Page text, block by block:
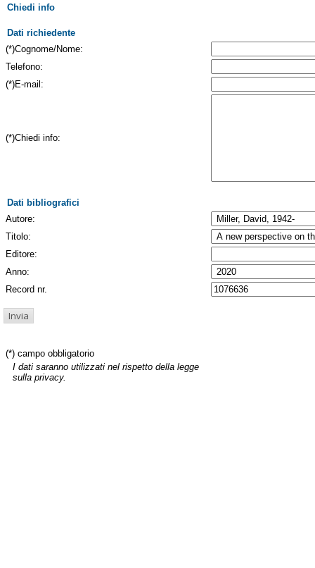
Chiedi info
Dati richiedente
(*)Cognome/Nome:
Telefono:
(*)E-mail:
(*)Chiedi info:
Dati bibliografici
Autore:
Titolo:
Editore:
Anno:
Record nr.
(*) campo obbligatorio
I dati saranno utilizzati nel rispetto della legge
sulla privacy.